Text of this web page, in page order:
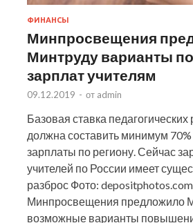
ФИНАНСЫ
Минпросвещения
Минтруду варианты
зарплат учителям
09.12.2019 - от admin
Базовая ставка педагогических
должна составить минимум 70%
зарплаты по региону. Сейчас
учителей по России имеет
разброс Фото: depositphotos.com
Минпросвещения предложило
возможные варианты